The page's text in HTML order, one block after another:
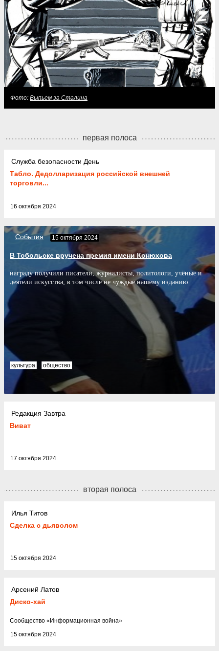
Фото: Выпьем за Сталина
первая полоса
Служба безопасности День
Табло. Дедолларизация российской внешней
торговли...
16 октября 2024
События 15 октября 2024
В Тобольске вручена премия имени Конюхова
награду получили писатели, журналисты, политологи, учёные и
деятели искусства, в том числе не чуждые нашему изданию
культура общество
Редакция Завтра
Виват
17 октября 2024
вторая полоса
Илья Титов
Сделка с дьяволом
15 октября 2024
Арсений Латов
Диско-хай
15 октября 2024
Cообщество «Информационная война»